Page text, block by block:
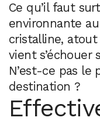
Ce qu’il faut
environnante au
cristalline,
vient s’échouer
N’est-ce pas le
destination ?